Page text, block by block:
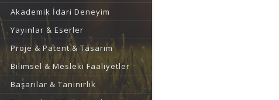
Akademik İdari Deneyim
Yayınlar & Eserler
Proje & Patent & Tasarım
Bilimsel & Mesleki Faaliyetler
Başarılar & Tanınırlık